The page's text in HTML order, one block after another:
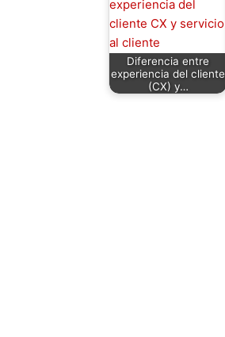
Diferencia entre
experiencia del cliente
(CX) y…